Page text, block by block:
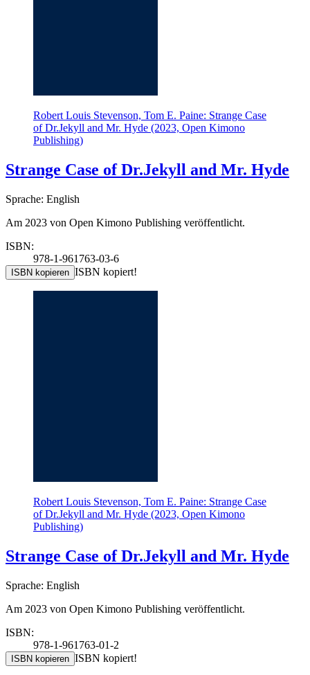
Robert Louis Stevenson, Tom E. Paine: Strange Case
of Dr.Jekyll and Mr. Hyde (2023, Open Kimono
Publishing)
Strange Case of Dr.Jekyll and Mr. Hyde
Sprache: English
Am 2023 von Open Kimono Publishing veröffentlicht.
ISBN:
978-1-961763-03-6
ISBN kopieren ISBN kopiert!
Robert Louis Stevenson, Tom E. Paine: Strange Case
of Dr.Jekyll and Mr. Hyde (2023, Open Kimono
Publishing)
Strange Case of Dr.Jekyll and Mr. Hyde
Sprache: English
Am 2023 von Open Kimono Publishing veröffentlicht.
ISBN:
978-1-961763-01-2
ISBN kopieren ISBN kopiert!